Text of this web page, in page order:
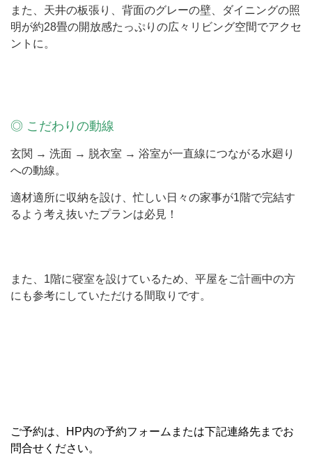
また、天井の板張り、背面のグレーの壁、ダイニングの照
明が約28畳の開放感たっぷりの広々リビング空間でアクセ
ントに。
◎ こだわりの動線
玄関 → 洗面 → 脱衣室 → 浴室が一直線につながる水廻り
への動線。
適材適所に収納を設け、忙しい日々の家事が1階で完結す
るよう考え抜いたプランは必見！
また、1階に寝室を設けているため、平屋をご計画中の方
にも参考にしていただける間取りです。
ご予約は、HP内の予約フォームまたは下記連絡先までお
問合せください。